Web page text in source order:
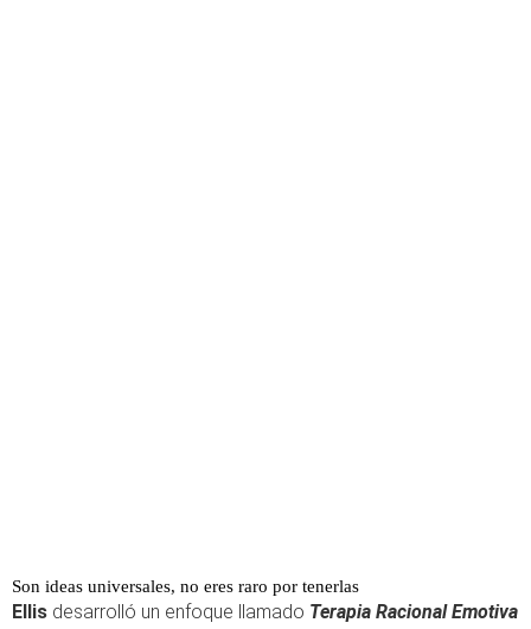
Son ideas universales, no eres raro por tenerlas
Ellis desarrolló un enfoque llamado Terapia Racional Emotiva